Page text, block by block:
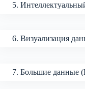
5.
6. Визуализация
7. Большие данные